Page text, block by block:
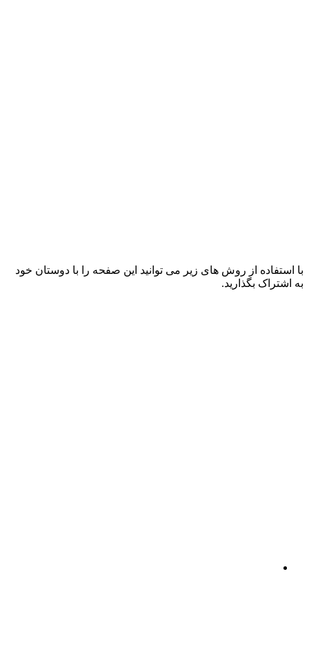
با استفاده از روش های زیر می توانید این صفحه را با دوستان خود
به اشتراک بگذارید.